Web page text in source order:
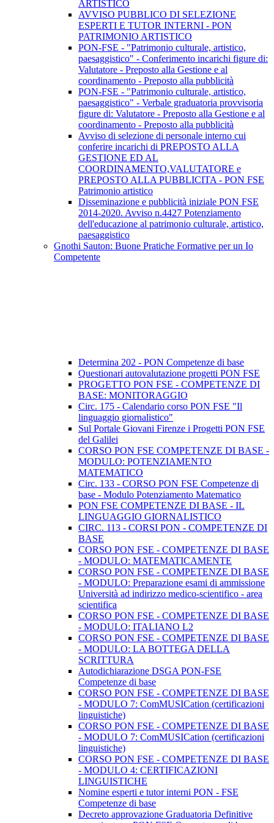
ARTISTICO
AVVISO PUBBLICO DI SELEZIONE
ESPERTI E TUTOR INTERNI - PON
PATRIMONIO ARTISTICO
PON-FSE - "Patrimonio culturale, artistico,
paesaggistico" - Conferimento incarichi figure di:
Valutatore - Preposto alla Gestione e al
coordinamento - Preposto alla pubblicità
PON-FSE - "Patrimonio culturale, artistico,
paesaggistico" - Verbale graduatoria provvisoria
figure di: Valutatore - Preposto alla Gestione e al
coordinamento - Preposto alla pubblicità
Avviso di selezione di personale interno cui
conferire incarichi di PREPOSTO ALLA
GESTIONE ED AL
COORDINAMENTO,VALUTATORE e
PREPOSTO ALLA PUBBLICITA - PON FSE
Patrimonio artistico
Disseminazione e pubblicità iniziale PON FSE
2014-2020. Avviso n.4427 Potenziamento
dell'educazione al patrimonio culturale, artistico,
paesaggistico
Gnothi Sauton: Buone Pratiche Formative per un Io
Competente
Determina 202 - PON Competenze di base
Questionari autovalutazione progetti PON FSE
PROGETTO PON FSE - COMPETENZE DI
BASE: MONITORAGGIO
Circ. 175 - Calendario corso PON FSE "Il
linguaggio giornalistico"
Sul Portale Giovani Firenze i Progetti PON FSE
del Galilei
CORSO PON FSE COMPETENZE DI BASE -
MODULO: POTENZIAMENTO
MATEMATICO
Circ. 133 - CORSO PON FSE Competenze di
base - Modulo Potenziamento Matematico
PON FSE COMPETENZE DI BASE - IL
LINGUAGGIO GIORNALISTICO
CIRC. 113 - CORSI PON - COMPETENZE DI
BASE
CORSO PON FSE - COMPETENZE DI BASE
- MODULO: MATEMATICAMENTE
CORSO PON FSE - COMPETENZE DI BASE
- MODULO: Preparazione esami di ammissione
Università ad indirizzo medico-scientifico - area
scientifica
CORSO PON FSE - COMPETENZE DI BASE
- MODULO: ITALIANO L2
CORSO PON FSE - COMPETENZE DI BASE
- MODULO: LA BOTTEGA DELLA
SCRITTURA
Autodichiarazione DSGA PON-FSE
Competenze di base
CORSO PON FSE - COMPETENZE DI BASE
- MODULO 7: ComMUSICation (certificazioni
linguistiche)
CORSO PON FSE - COMPETENZE DI BASE
- MODULO 7: ComMUSICation (certificazioni
linguistiche)
CORSO PON FSE - COMPETENZE DI BASE
- MODULO 4: CERTIFICAZIONI
LINGUISTICHE
Nomine esperti e tutor interni PON - FSE
Competenze di base
Decreto approvazione Graduatoria Definitive